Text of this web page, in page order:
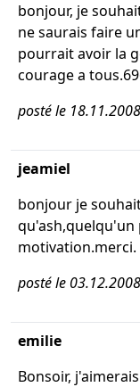
bonjour, je
ne saurais faire
pourrait avoir la
courage a
posté le 18.11.2008
jeamiel
bonjour je
motivation.merci.
posté le 03.12.2008
emilie
Bonsoir,